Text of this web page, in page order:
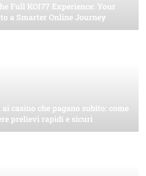
Full KOI77 Experience: Your
a Smarter Online Journey
casino che pagano subito: come
prelievi rapidi e sicuri